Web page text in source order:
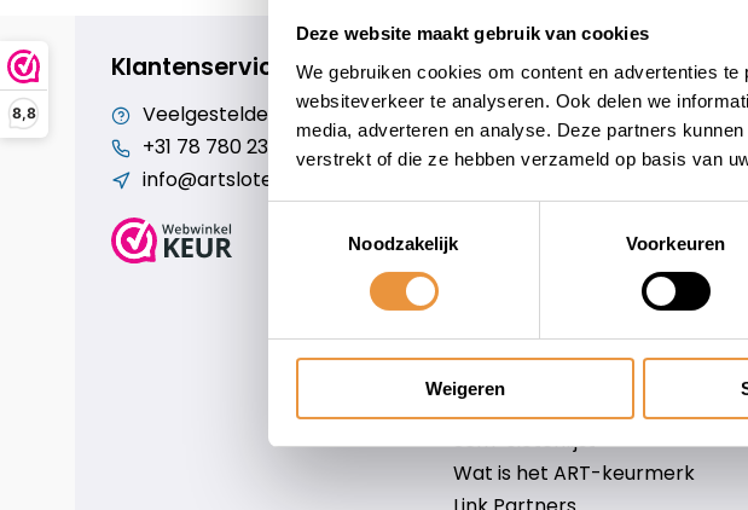
Deze website maakt gebruik van cookies
We gebruiken cookies om content en advertenties
websiteverkeer te analyseren. Ook delen we
media, adverteren en analyse. Deze partners
verstrekt of die ze hebben verzameld op basis van
Noodzakelijk
Voorkeuren
Weigeren
8,8
Klantenservice
Veelgestelde vragen
+31 78 780 2330
info@artsloten.nl
Cookiebeleid
Over ons
Privacy Policy
Verzenden & retourneren
Contact
Sitemap
Art-slotenlijst
Scm-slotenlijst
Wat is het ART-keurmerk